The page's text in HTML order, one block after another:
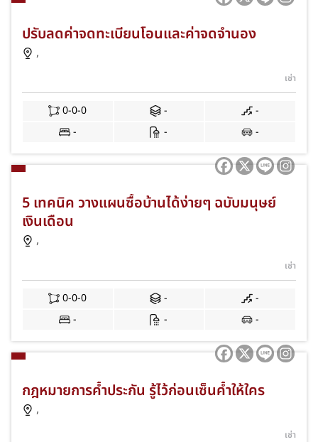
ปรับลดค่าจดทะเบียนโอนและค่าจดจำนอง
,
เช่า
0-0-0 -
-
-
- -
5 เทคนิค วางแผนซื้อบ้านได้ง่ายๆ ฉบับมนุษย์
เงินเดือน
,
เช่า
0-0-0 -
-
-
- -
กฎหมายการค้ำประกัน รู้ไว้ก่อนเซ็นค้ำให้ใคร
,
เช่า